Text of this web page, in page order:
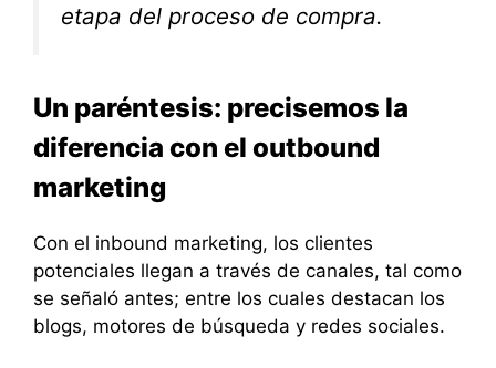
etapa del proceso de compra.
Un paréntesis: precisemos la
diferencia con el outbound
marketing
Con el inbound marketing, los clientes
potenciales llegan a través de canales, tal como
se señaló antes; entre los cuales destacan los
blogs, motores de búsqueda y redes sociales.